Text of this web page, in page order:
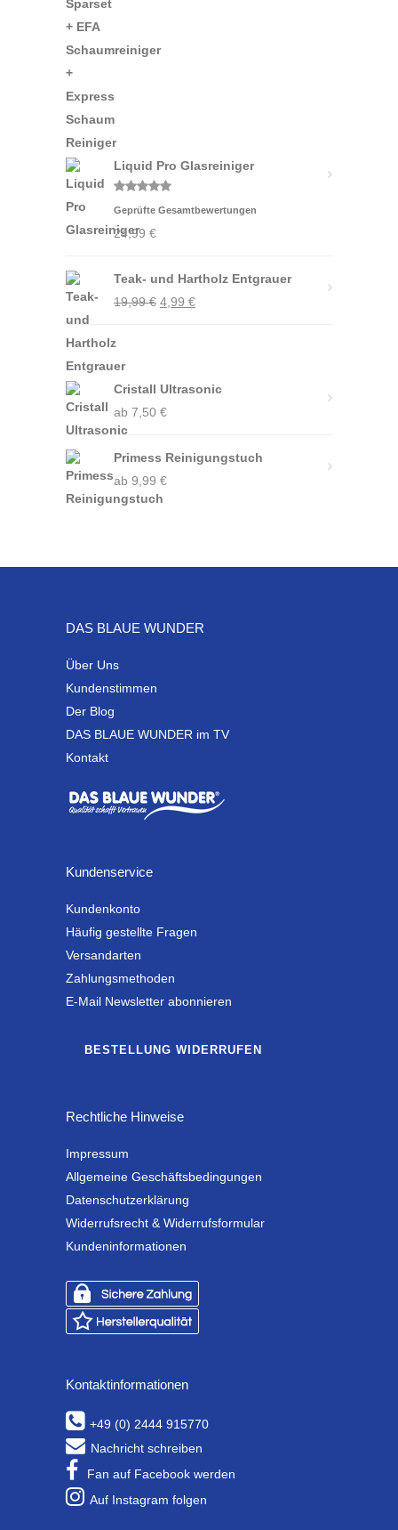
55,99 €
Liquid Pro Glasreiniger
Bewertet
mit5.00
von 5
Geprüfte Gesamtbewertungen
24,99 €
Teak- und Hartholz Entgrauer
19,99€ Ursprünglicher
4,99 €Aktueller
Cristall Ultrasonic
ab 7,50 €
Primess Reinigungstuch
ab 9,99 €
DAS BLAUE WUNDER
Über Uns
Kundenstimmen
Der Blog
DAS BLAUE WUNDER im TV
Kontakt
Kundenservice
Kundenkonto
Häufig gestellte Fragen
Versandarten
Zahlungsmethoden
E-Mail Newsletter abonnieren
BESTELLUNG WIDERRUFEN
Rechtliche Hinweise
Impressum
Allgemeine Geschäftsbedingungen
Datenschutzerklärung
Widerrufsrecht & Widerrufsformular
Kundeninformationen
Kontaktinformationen
+49 (0) 2444 915770
Nachricht schreiben
Fan auf Facebook werden
Auf Instagram folgen